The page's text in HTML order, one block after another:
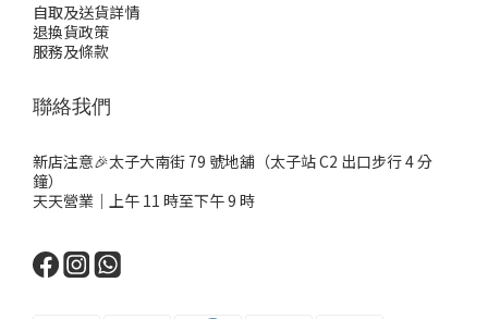
自取及送貨詳情
退換貨政策
服務及條款
聯絡我們
新店注意🎉太子大南街 79 號地舖（太子站 C2 出口步行 4 分
鐘）
天天營業｜上午 11 時至下午 9 時